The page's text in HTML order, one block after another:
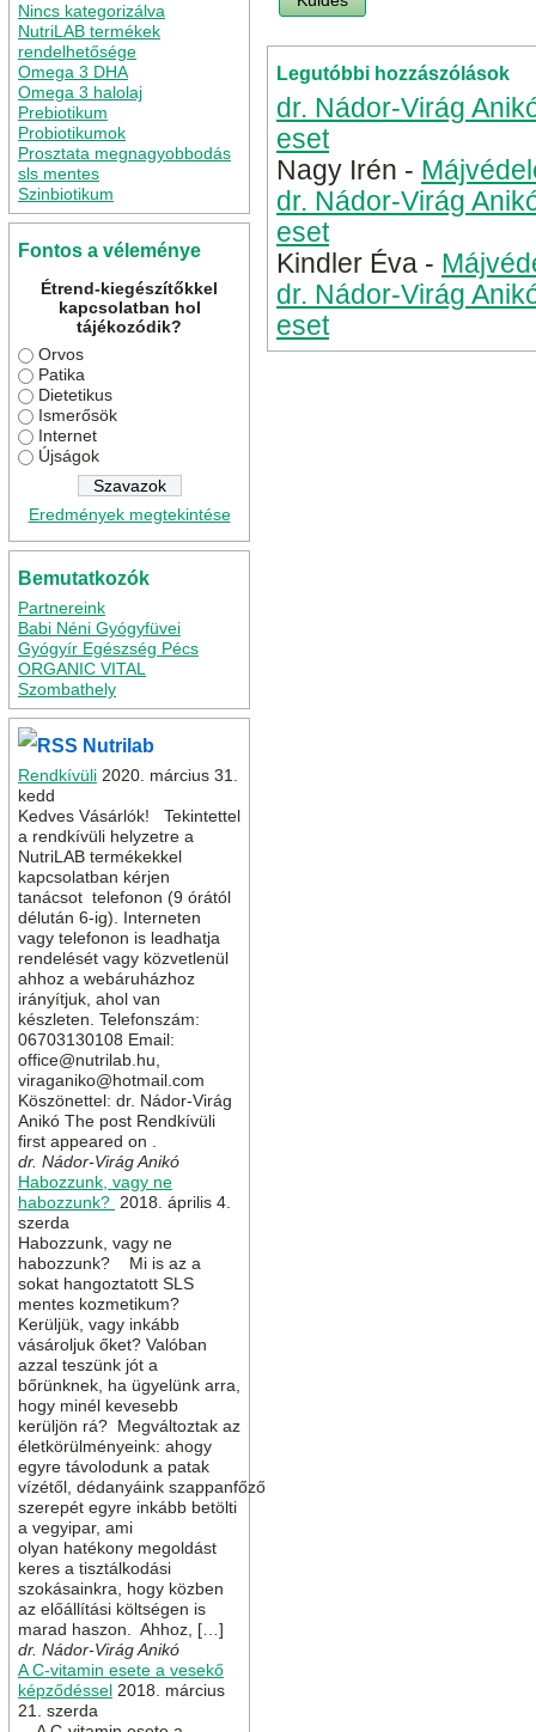
Nincs kategorizálva
NutriLAB termékek
rendelhetősége
Omega 3 DHA
Omega 3 halolaj
Prebiotikum
Probiotikumok
Prosztata megnagyobbodás
sls mentes
Szinbiotikum
Fontos a véleménye
Étrend-kiegészítőkkel
kapcsolatban hol
tájékozódik?
Orvos
Patika
Dietetikus
Ismerősök
Internet
Újságok
Eredmények megtekintése
Bemutatkozók
Partnereink
Babi Néni Gyógyfüvei
Gyógyír Egészség Pécs
ORGANIC VITAL
Szombathely
Nutrilab
Rendkívüli 2020. március 31.
kedd
Kedves Vásárlók! Tekintettel
a rendkívüli helyzetre a
NutriLAB termékekkel
kapcsolatban kérjen
tanácsot telefonon (9 órától
délután 6-ig). Interneten
vagy telefonon is leadhatja
rendelését vagy közvetlenül
ahhoz a webáruházhoz
irányítjuk, ahol van
készleten. Telefonszám:
06703130108 Email:
office@nutrilab.hu,
viraganiko@hotmail.com
Köszönettel: dr. Nádor-Virág
Anikó The post Rendkívüli
first appeared on .
dr. Nádor-Virág Anikó
Habozzunk, vagy ne
habozzunk? 2018. április 4.
szerda
Habozzunk, vagy ne
habozzunk? Mi is az a
sokat hangoztatott SLS
mentes kozmetikum?
Kerüljük, vagy inkább
vásároljuk őket? Valóban
azzal teszünk jót a
bőrünknek, ha ügyelünk arra,
hogy minél kevesebb
kerüljön rá? Megváltoztak az
életkörülményeink: ahogy
egyre távolodunk a patak
vízétől, dédanyáink szappanfőző
szerepét egyre inkább betölti
a vegyipar, ami
olyan hatékony megoldást
keres a tisztálkodási
szokásainkra, hogy közben
az előállítási költségen is
marad haszon. Ahhoz, […]
dr. Nádor-Virág Anikó
A C-vitamin esete a vesekő
képződéssel 2018. március
21. szerda
Legutóbbi hozzászólások
dr. Nádor-Virág
eset
Nagy Irén -
dr. Nádor-Virág
eset
Kindler Éva -
dr. Nádor-Virág
eset